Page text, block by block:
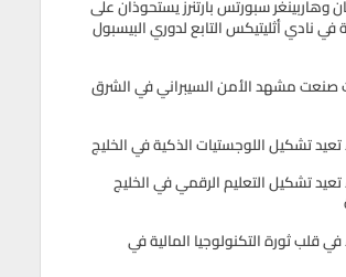
وهاربينغر سبورتس بارتنرز يستحوذان على
نادي أثليتيكس التابع لدوري البيسبول
صنعت مشهد الأمن السيبراني في الشرق
تعيد تشكيل التعليم الرقمي في الخليج
في قلب ثورة التكنولوجيا المالية في